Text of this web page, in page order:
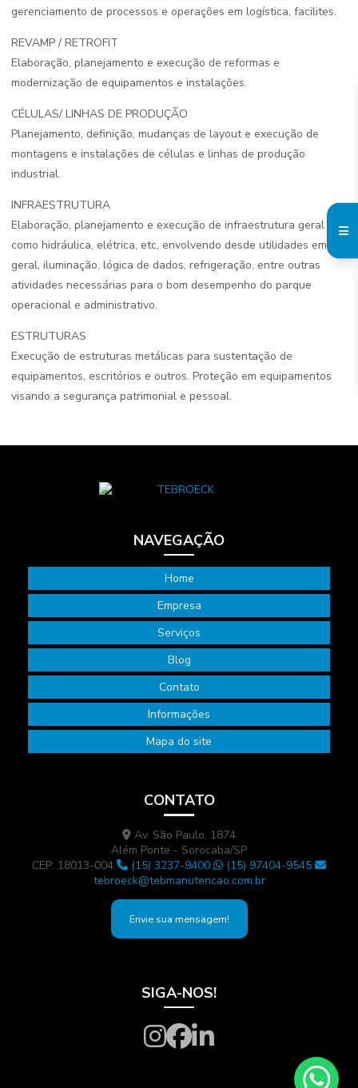
gerenciamento de processos e operações em logística, facilites.
REVAMP / RETROFIT
Elaboração, planejamento e execução de reformas e
modernização de equipamentos e instalações.
CÉLULAS/ LINHAS DE PRODUÇÃO
Planejamento, definição, mudanças de layout e execução de
montagens e instalações de células e linhas de produção
industrial.
INFRAESTRUTURA
Elaboração, planejamento e execução de infraestrutura geral
como hidráulica, elétrica, etc, envolvendo desde utilidades em
geral, iluminação, lógica de dados, refrigeração, entre outras
atividades necessárias para o bom desempenho do parque
operacional e administrativo.
ESTRUTURAS
Execução de estruturas metálicas para sustentação de
equipamentos, escritórios e outros. Proteção em equipamentos
visando a segurança patrimonial e pessoal.
NAVEGAÇÃO
Home
Empresa
Serviços
Blog
Contato
Informações
Mapa do site
CONTATO
Av. São Paulo, 1874
Além Ponte - Sorocaba/SP
CEP: 18013-004
(15) 3237-9400
(15) 97404-9545
tebroeck@tebmanutencao.com.br
Envie sua mensagem!
SIGA-NOS!